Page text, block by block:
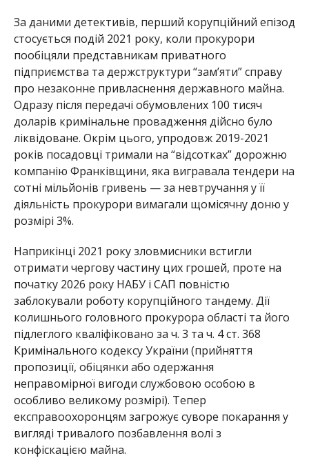
За даними детективів, перший корупційний епізод
стосується подій 2021 року, коли прокурори
пообіцяли представникам приватного
підприємства та держструктури “зам’яти” справу
про незаконне привласнення державного майна.
Одразу після передачі обумовлених 100 тисяч
доларів кримінальне провадження дійсно було
ліквідоване. Окрім цього, упродовж 2019-2021
років посадовці тримали на “відсотках” дорожню
компанію Франківщини, яка вигравала тендери на
сотні мільйонів гривень — за невтручання у її
діяльність прокурори вимагали щомісячну доню у
розмірі 3%.
Наприкінці 2021 року зловмисники встигли
отримати чергову частину цих грошей, проте на
початку 2026 року НАБУ і САП повністю
заблокували роботу корупційного тандему. Дії
колишнього головного прокурора області та його
підлеглого кваліфіковано за ч. 3 та ч. 4 ст. 368
Кримінального кодексу України (прийняття
пропозиції, обіцянки або одержання
неправомірної вигоди службовою особою в
особливо великому розмірі). Тепер
експравоохоронцям загрожує суворе покарання у
вигляді тривалого позбавлення волі з
конфіскацією майна.